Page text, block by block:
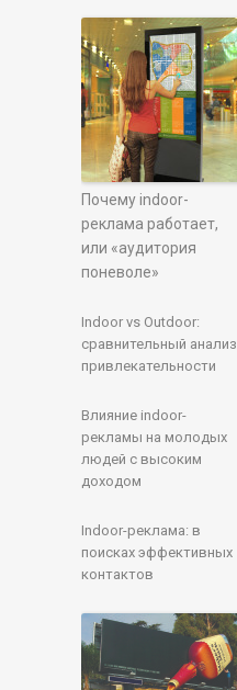
Почему indoor-
реклама работает,
или «аудитория
поневоле»
Indoor vs Outdoor:
cравнительный анализ
привлекательности
Влияние indoor-
рекламы на молодых
людей с высоким
доходом
Indoor-реклама: в
поисках эффективных
контактов